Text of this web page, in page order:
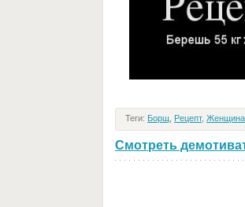
Теги: Борщ Рецепт, Женщина
Смотреть